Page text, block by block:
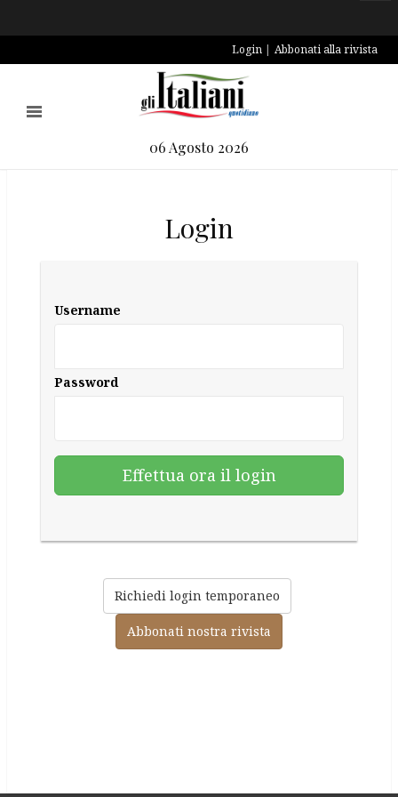
Login Abbonati alla rivista
06 Agosto 2026
Login
Username
Password
Richiedi login temporaneo
Abbonati nostra rivista